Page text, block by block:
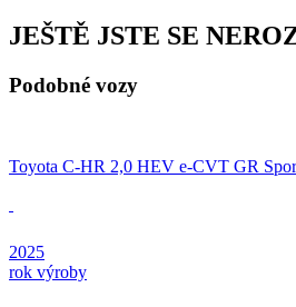
JEŠTĚ JSTE SE
Podobné vozy
Toyota C-HR 2,0 HEV e-CVT GR
2025
rok výroby